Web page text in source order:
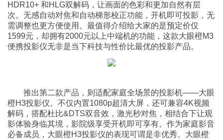
HDR10+ 和HLG双解码，让画面的色彩和更加自然有层
次。无感自动对焦和自动梯形校正功能，开机即可投影，无
需调整也更方便使用。最值得介绍给大家的是预定价仅
1599元，却拥有2000元以上中端机的功能，这款大眼橙M3
便携投影仪无非是当下科技与性价比最优的投影产品。
推出第二款产品，则适配家庭全场景的投影机——大眼
橙H3投影仪。不仅内置1080p超清大屏，还可兼容4K视频
解码，搭配杜比&DTS双音效，激光秒对焦，相结合下让观
影体验身临其境，影院级享受开机即可享有。作为家庭影音
必备成员，大眼橙H3投影仪的表现可谓是非优秀。大眼橙